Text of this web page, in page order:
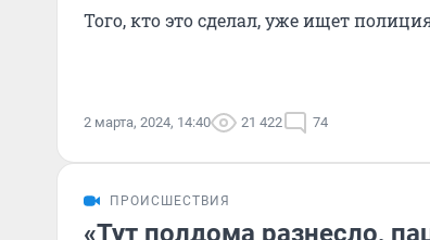
Того, кто это сделал, уже ищет
2 марта, 2024, 14:40 21 422 74
ПРОИСШЕСТВИЯ
«Тут полдома разнесло,